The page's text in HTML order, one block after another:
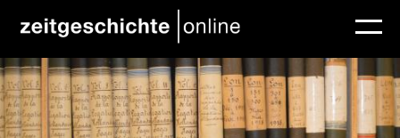
Direkt zum Inhalt